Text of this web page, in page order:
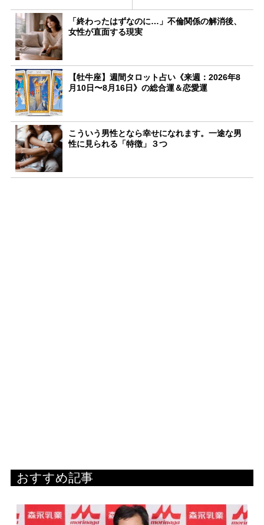
「終わったはずなのに…」不倫関係の解消後、
女性が直面する現実
【牡牛座】週間タロット占い《来週：2026年8
月10日〜8月16日》の総合運＆恋愛運
こういう男性となら幸せになれます。一途な男
性に見られる「特徴」３つ
おすすめ記事